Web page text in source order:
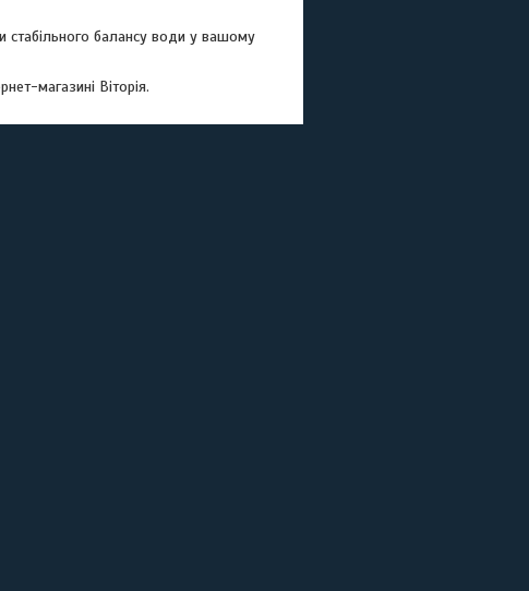
стабільного балансу води у вашому
магазині Віторія.